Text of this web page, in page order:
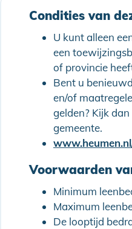
Condities van
U kunt alleen
een
of provincie
Bent u
en/of
gelden? Kijk
gemeente.
Voorwaarden
Minimum
Maximum
De looptijd